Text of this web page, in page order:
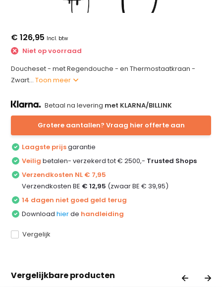
€ 126,95 Incl. btw
Niet op voorraad
Doucheset - met Regendouche - en Thermostaatkraan -
Zwart...Toon meer
Betaal na levering met KLARNA/BILLINK
Grotere aantallen? Vraag hier offerte aan
Laagste prijsgarantie
Veilig betalen- verzekerd tot € 2500,- Trusted Shops
Verzendkosten NL € 7,95
Verzendkosten BE € 12,95 (zwaar BE € 39,95)
14 dagen niet goed geld terug
Downloadhierde handleiding
Vergelijk
Vergelijkbare producten